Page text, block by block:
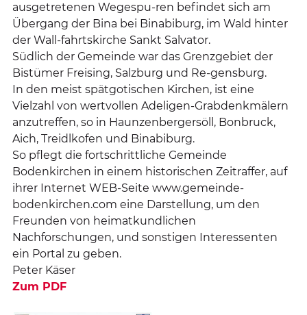
ausgetretenen Wegespu-ren befindet sich am
Übergang der Bina bei Binabiburg, im Wald hinter
der Wall-fahrtskirche Sankt Salvator.
Südlich der Gemeinde war das Grenzgebiet der
Bistümer Freising, Salzburg und Re-gensburg.
In den meist spätgotischen Kirchen, ist eine
Vielzahl von wertvollen Adeligen-Grabdenkmälern
anzutreffen, so in Haunzenbergersöll, Bonbruck,
Aich, Treidlkofen und Binabiburg.
So pflegt die fortschrittliche Gemeinde
Bodenkirchen in einem historischen Zeitraffer, auf
ihrer Internet WEB-Seite www.gemeinde-
bodenkirchen.com eine Darstellung, um den
Freunden von heimatkundlichen
Nachforschungen, und sonstigen Interessenten
ein Portal zu geben.
Peter Käser
Zum PDF